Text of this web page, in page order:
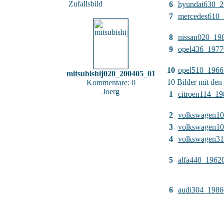
Zufallsbild
mitsubishij020_200405_01
Kommentare: 0
Joerg
6
7
8
9
10
10 Bilder mit den
1
2
3
4
5
6